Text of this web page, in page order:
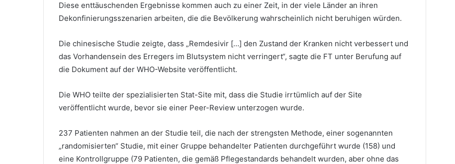
Diese enttäuschenden Ergebnisse kommen auch zu einer Zeit, in der viele Länder an ihren
Dekonfinierungsszenarien arbeiten, die die Bevölkerung wahrscheinlich nicht beruhigen würden.
Die chinesische Studie zeigte, dass „Remdesivir […] den Zustand der Kranken nicht verbessert und
das Vorhandensein des Erregers im Blutsystem nicht verringert“, sagte die FT unter Berufung auf
die Dokument auf der WHO-Website veröffentlicht.
Die WHO teilte der spezialisierten Stat-Site mit, dass die Studie irrtümlich auf der Site
veröffentlicht wurde, bevor sie einer Peer-Review unterzogen wurde.
237 Patienten nahmen an der Studie teil, die nach der strengsten Methode, einer sogenannten
„randomisierten“ Studie, mit einer Gruppe behandelter Patienten durchgeführt wurde (158) und
eine Kontrollgruppe (79 Patienten, die gemäß Pflegestandards behandelt wurden, aber ohne das